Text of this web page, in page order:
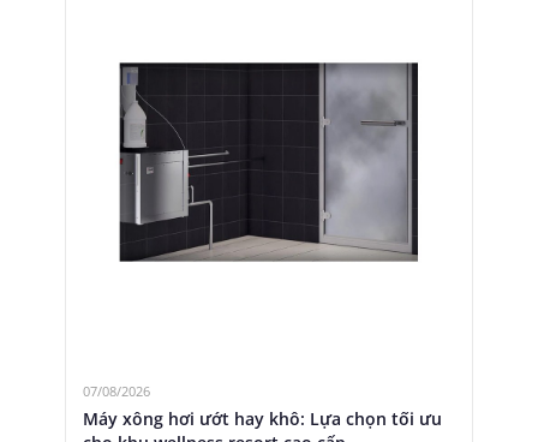
07/08/2026
Máy xông hơi ướt hay khô: Lựa chọn tối ưu